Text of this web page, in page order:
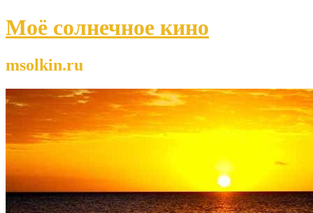
Моё солнечное кино
msolkin.ru